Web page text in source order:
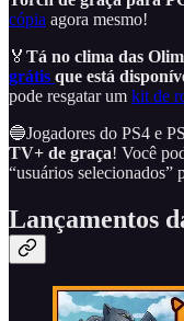
cópia agora mesmo!
🏅 Tá no clima das
grátis que está
pode resgatar um kit de
🔵Jogadores do PS4 e
TV+ de graça! Você
“usuários selecionados”
Lançamentos